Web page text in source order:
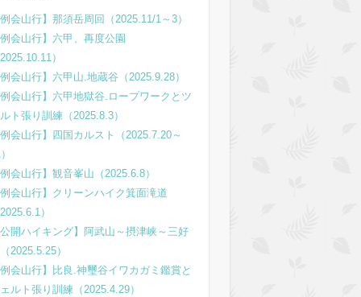
会山行】那須岳周回（2025.11/1～3）
会山行】六甲、再度公園
）
会山行】六甲山.地蔵谷（2025.9.28）
会山行】六甲地獄谷.ロープワークとツ
ト張り訓練（2025.8.3）
会山行】四国カルスト（2025.7.20～
会山行】観音峯山（2025.6.8）
会山行】クリーンハイク箕面滝道
）
開ハイキング】阿武山～摂津峡～三好
2025.5.25）
会山行】比良.神璽谷イワカガミ鑑賞と
ルト張り訓練（2025.4.29）